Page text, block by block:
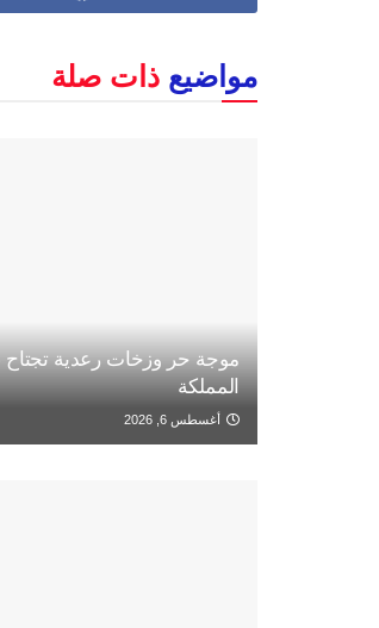
مواضيع ذات صلة
موجة حر وزخات رعدية تجتاح
المملكة
أغسطس 6, 2026